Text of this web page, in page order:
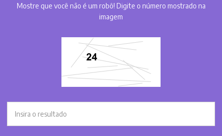
Mostre que você não é um robô! Digite o número mostrado na
imagem